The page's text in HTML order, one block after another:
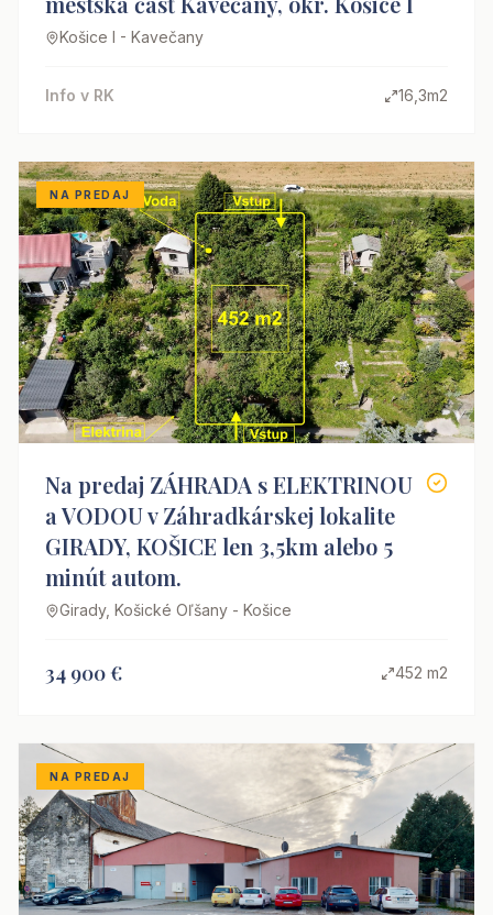
Košice I - Kavečany
Info v RK 16,3m2
NA PREDAJ
Na predaj ZÁHRADA s ELEKTRINOU
a VODOU v Záhradkárskej lokalite
GIRADY, KOŠICE len 3,5km alebo 5
minút autom.
Girady, Košické Oľšany - Košice
34 900 € 452 m2
NA PREDAJ